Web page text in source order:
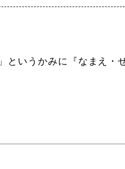
いうかみに『なまえ・